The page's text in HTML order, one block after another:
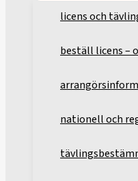
licens och
beställ licens –
nationell och